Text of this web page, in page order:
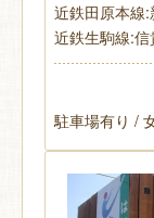
近鉄田原本線
近鉄生駒線:
駐車場有り /